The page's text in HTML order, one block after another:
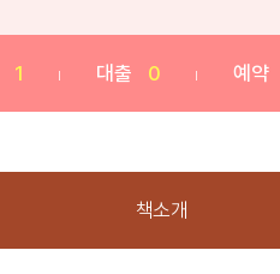
1 대출 0 예약
책소개